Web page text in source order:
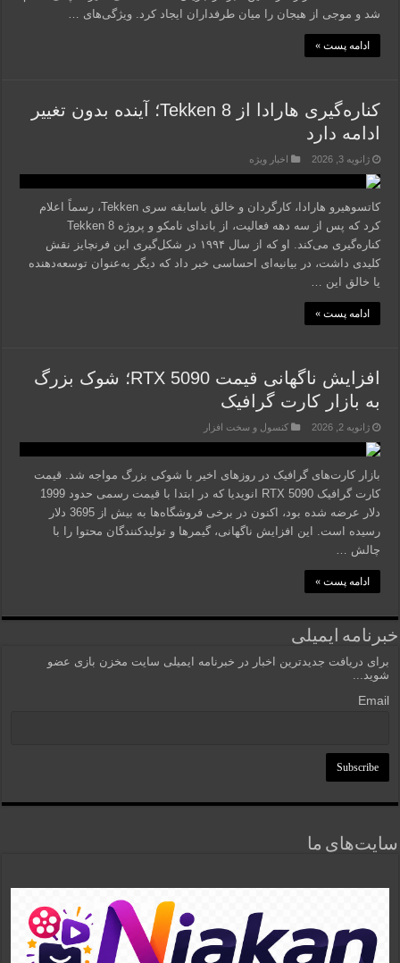
شد و موجی از هیجان را میان طرفداران ایجاد کرد. ویژگی‌های …
ادامه پست »
کناره‌گیری هارادا از Tekken 8؛ آینده بدون تغییر
ادامه دارد
ژانویه 3, 2026 اخبار ویژه
کاتسوهیرو هارادا، کارگردان و خالق باسابقه سری Tekken، رسماً اعلام
کرد که پس از سه دهه فعالیت، از باندای نامکو و پروژه Tekken 8
کناره‌گیری می‌کند. او که از سال ۱۹۹۴ در شکل‌گیری این فرنچایز نقش
کلیدی داشت، در بیانیه‌ای احساسی خبر داد که دیگر به‌عنوان توسعه‌دهنده
یا خالق این …
ادامه پست »
افزایش ناگهانی قیمت RTX 5090؛ شوک بزرگ
به بازار کارت‌ گرافیک
ژانویه 2, 2026 کنسول و سخت افزار
بازار کارت‌های گرافیک در روزهای اخیر با شوکی بزرگ مواجه شد. قیمت
کارت گرافیک RTX 5090 انویدیا که در ابتدا با قیمت رسمی حدود 1999
دلار عرضه شده بود، اکنون در برخی فروشگاه‌ها به بیش از 3695 دلار
رسیده است. این افزایش ناگهانی، گیمرها و تولیدکنندگان محتوا را با
چالش …
ادامه پست »
خبرنامه ایمیلی
برای دریافت جدیدترین اخبار در خبرنامه ایمیلی سایت مخزن بازی عضو
شوید...
Email
سایت‌های ما